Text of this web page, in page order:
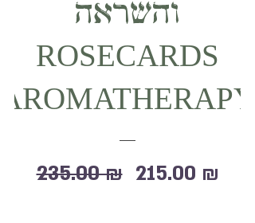
והשראה
ROSECARDS
AROMATHERAPY
235.00 ₪ מחיר
215.00 ₪